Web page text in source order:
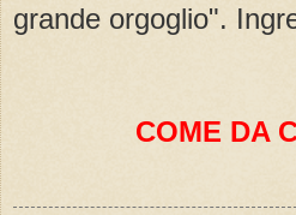
grande orgoglio".
COME DA